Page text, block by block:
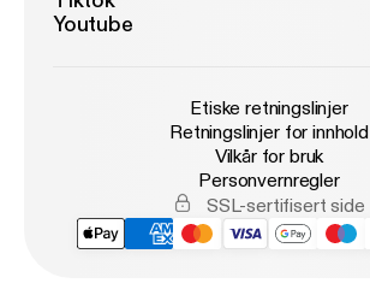
Youtube
Etiske retningslinjer
Retningslinjer for innhold
Vilkår for bruk
Personvernregler
SSL-sertifisert side